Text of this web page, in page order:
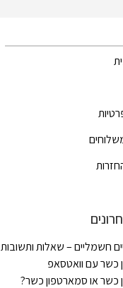
חשמליים – שאלות ותשובות
כשר עם וואטסאפ
כשר או סמארטפון כשר?